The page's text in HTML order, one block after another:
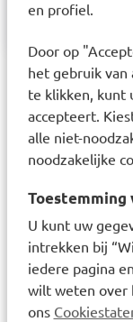
en profiel.
Door op
het gebruik van
te klikken, kunt
accepteert.
alle niet-
noodzakelijke
U kunt uw
intrekken bij
iedere pagina
wilt weten over
ons
Laatst
Blasecare
Vitamine C
stuks